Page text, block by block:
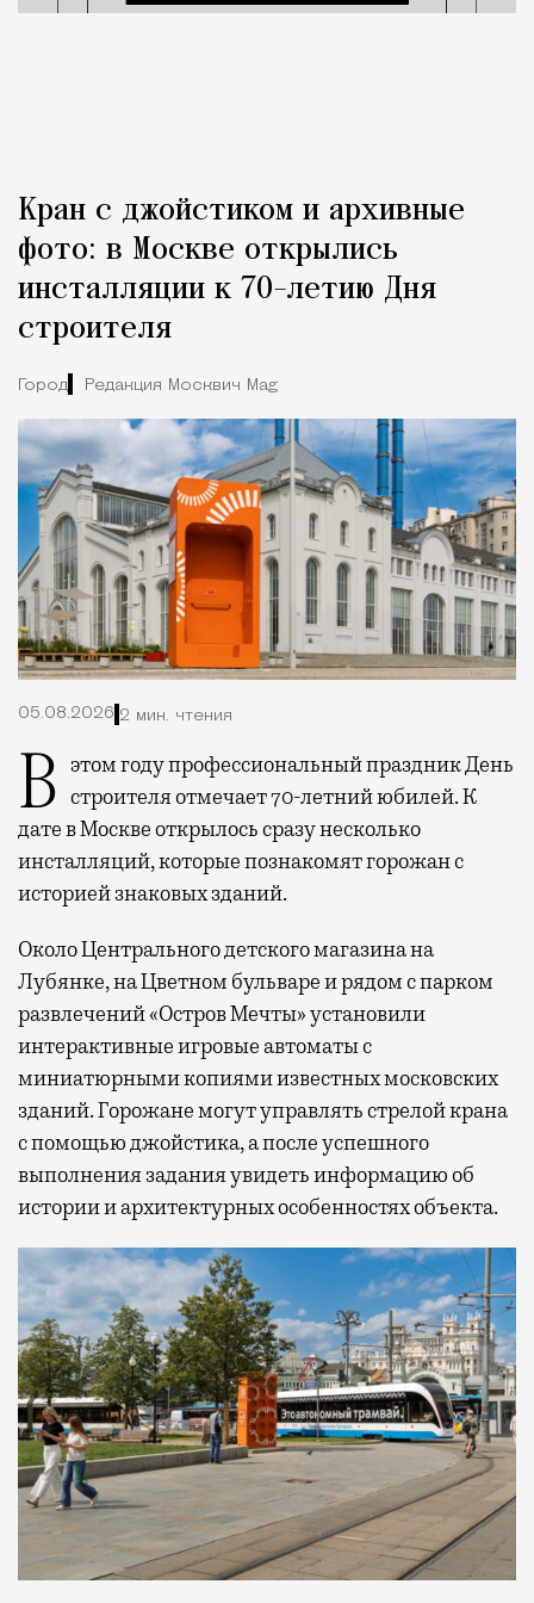
Кран с джойстиком и архивные
фото: в Москве открылись
инсталляции к 70-летию Дня
строителя
Город Редакция Москвич Mag
05.08.2026 2 мин. чтения
В этом году профессиональный праздник День строителя отмечает 70-летний юбилей. К
дате в Москве открылось сразу несколько
инсталляций, которые познакомят горожан с
историей знаковых зданий.
Около Центрального детского магазина на
Лубянке, на Цветном бульваре и рядом с парком
развлечений «Остров Мечты» установили
интерактивные игровые автоматы с
миниатюрными копиями известных московских
зданий. Горожане могут управлять стрелой крана
с помощью джойстика, а после успешного
выполнения задания увидеть информацию об
истории и архитектурных особенностях объекта.